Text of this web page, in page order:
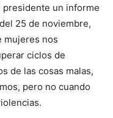
presidente un informe
25 de noviembre,
mujeres nos
ciclos de
de las cosas malas,
pero no cuando